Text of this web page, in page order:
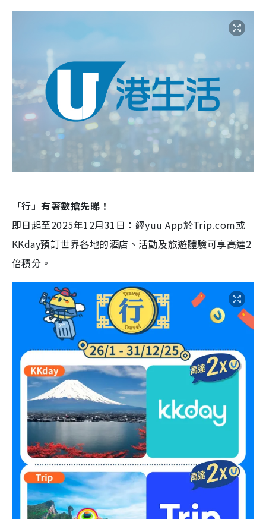
「行」有著數搶先睇！
即日起至2025年12月31日：經yuu App於Trip.com或
KKday預訂世界各地的酒店、活動及旅遊體驗可享高達2
倍積分。